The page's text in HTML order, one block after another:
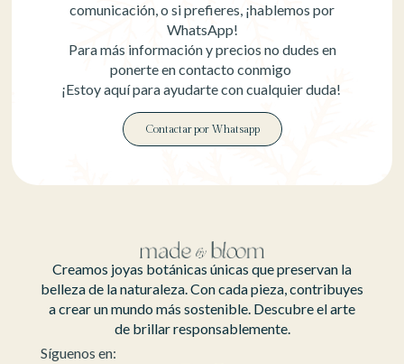
comunicación, o si prefieres, ¡hablemos por
WhatsApp!
Para más información y precios no dudes en
ponerte en contacto conmigo
¡Estoy aquí para ayudarte con cualquier duda!
Contactar por Whatsapp
Creamos joyas botánicas únicas que preservan la
belleza de la naturaleza. Con cada pieza, contribuyes
a crear un mundo más sostenible. Descubre el arte
de brillar responsablemente.
Síguenos en: